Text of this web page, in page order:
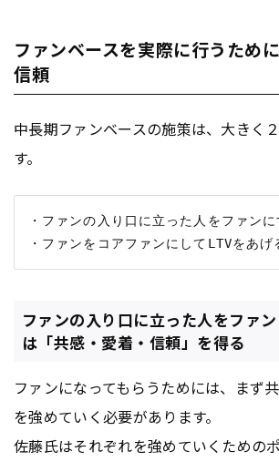
ファンベースを実際に行うため
信頼
中長期ファンベースの施策は、大きく
す。
・ファンの入り口に立った人をファン
ファンの入り口に立った人をファ
は「共感・愛着・信頼」を得る
ファンになってもらうためには、まず
を強めていく必要があります。
佐藤氏はそれぞれを強めていくための